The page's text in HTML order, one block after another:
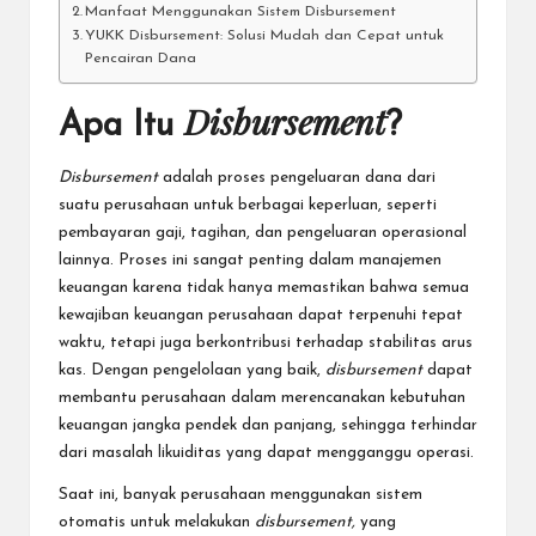
Manfaat Menggunakan Sistem Disbursement
YUKK Disbursement: Solusi Mudah dan Cepat untuk
Pencairan Dana
Apa ItuDisbursement?
Disbursementadalah proses pengeluaran dana dari
suatu perusahaan untuk berbagai keperluan, seperti
pembayaran gaji, tagihan, dan pengeluaran operasional
lainnya. Proses ini sangat penting dalam manajemen
keuangan karena tidak hanya memastikan bahwa semua
kewajiban keuangan perusahaan dapat terpenuhi tepat
waktu, tetapi juga berkontribusi terhadap stabilitas arus
kas. Dengan pengelolaan yang baik, disbursement dapat
membantu perusahaan dalam merencanakan kebutuhan
keuangan jangka pendek dan panjang, sehingga terhindar
dari masalah likuiditas yang dapat mengganggu operasi.
Saat ini, banyak perusahaan menggunakan sistem
otomatis untuk melakukan disbursement, yang